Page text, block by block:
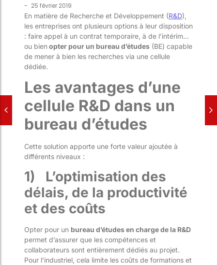
- 25 février 2019
En matière de Recherche et Développement (R&D),
les entreprises ont plusieurs options à leur disposition
: faire appel à un contrat temporaire, à de l’intérim…
ou bienopter pour un bureau d’études (BE) capable
de mener à bien les recherches via une cellule
dédiée.
Les avantages d’une
cellule R&D dans un
bureau d’études
Cette solution apporte une forte valeur ajoutée à
différents niveaux :
1) L’optimisation des
délais, de la productivité
et des coûts
Opter pour un bureau d’études en charge de la R&D
permet d’assurer que les compétences et
collaborateurs sont entièrement dédiés au projet.
Pour l’industriel, cela limite les coûts de formations et